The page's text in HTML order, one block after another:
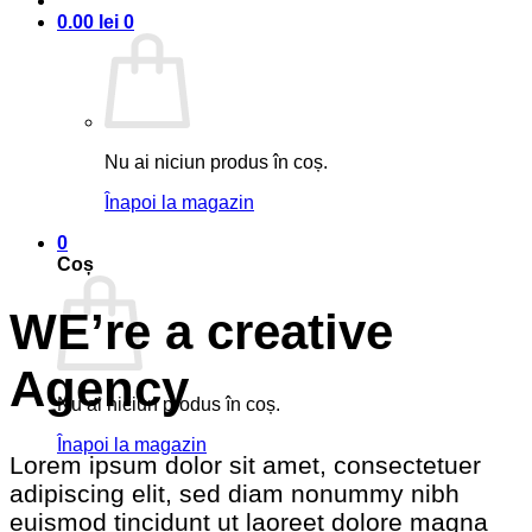
0.00 lei 0
Nu ai niciun produs în coș.
Înapoi la magazin
0
Coș
Nu ai niciun produs în coș.
Înapoi la magazin
WE’re a creative
Agency
Lorem ipsum dolor sit amet, consectetuer
adipiscing elit, sed diam nonummy nibh
euismod tincidunt ut laoreet dolore magna